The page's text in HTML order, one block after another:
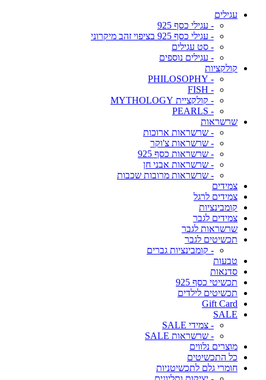
עגילים
- עגילי כסף 925
- עגילי כסף 925 בציפוי זהב מיקרוני
- סט עגילים
- עגילים נוספים
קולקציות
- PHILOSOPHY
- FISH
- קולקציית MYTHOLOGY
- PEARLS
שרשראות
- שרשראות ארוכות
- שרשראות צ'וקר
- שרשראות כסף 925
- שרשראות אבני חן
- שרשראות מרובות שכבות
צמידים
צמידים לרגל
קומבינציות
צמידים לגבר
שרשראות לגבר
תכשיטים לגבר
- קומבינציות גברים
טבעות
סדנאות
תכשיטי כסף 925
תכשיטים לילדים
Gift Card
SALE
- צמידי SALE
- שרשראות SALE
מוצרים נלווים
כל התכשיטים
חומרי גלם לתכשיטניות